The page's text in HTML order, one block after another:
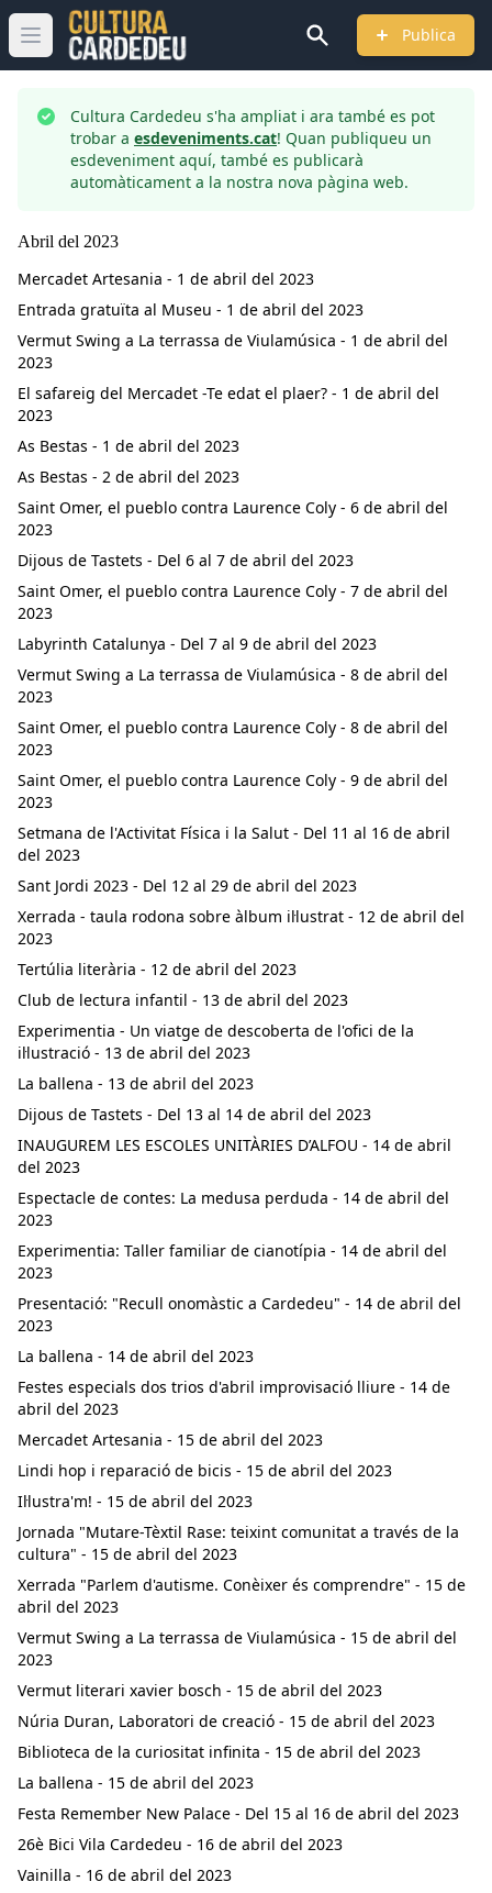
Obrir menú principal Publica
Cultura Cardedeu s'ha ampliat i ara també es pot
trobar a esdeveniments.cat! Quan publiqueu un
esdeveniment aquí, també es publicarà
automàticament a la nostra nova pàgina web.
Abril del 2023
Mercadet Artesania - 1 de abril del 2023
Entrada gratuïta al Museu - 1 de abril del 2023
Vermut Swing a La terrassa de Viulamúsica - 1 de abril del
2023
El safareig del Mercadet -Te edat el plaer? - 1 de abril del
2023
As Bestas - 1 de abril del 2023
As Bestas - 2 de abril del 2023
Saint Omer, el pueblo contra Laurence Coly - 6 de abril del
2023
Dijous de Tastets - Del 6 al 7 de abril del 2023
Saint Omer, el pueblo contra Laurence Coly - 7 de abril del
2023
Labyrinth Catalunya - Del 7 al 9 de abril del 2023
Vermut Swing a La terrassa de Viulamúsica - 8 de abril del
2023
Saint Omer, el pueblo contra Laurence Coly - 8 de abril del
2023
Saint Omer, el pueblo contra Laurence Coly - 9 de abril del
2023
Setmana de l'Activitat Física i la Salut - Del 11 al 16 de abril
del 2023
Sant Jordi 2023 - Del 12 al 29 de abril del 2023
Xerrada - taula rodona sobre àlbum il·lustrat - 12 de abril del
2023
Tertúlia literària - 12 de abril del 2023
Club de lectura infantil - 13 de abril del 2023
Experimentia - Un viatge de descoberta de l'ofici de la
il·lustració - 13 de abril del 2023
La ballena - 13 de abril del 2023
Dijous de Tastets - Del 13 al 14 de abril del 2023
INAUGUREM LES ESCOLES UNITÀRIES D’ALFOU - 14 de abril
del 2023
Espectacle de contes: La medusa perduda - 14 de abril del
2023
Experimentia: Taller familiar de cianotípia - 14 de abril del
2023
Presentació: "Recull onomàstic a Cardedeu" - 14 de abril del
2023
La ballena - 14 de abril del 2023
Festes especials dos trios d'abril improvisació lliure - 14 de
abril del 2023
Mercadet Artesania - 15 de abril del 2023
Lindi hop i reparació de bicis - 15 de abril del 2023
Il·lustra'm! - 15 de abril del 2023
Jornada "Mutare-Tèxtil Rase: teixint comunitat a través de la
cultura" - 15 de abril del 2023
Xerrada "Parlem d'autisme. Conèixer és comprendre" - 15 de
abril del 2023
Vermut Swing a La terrassa de Viulamúsica - 15 de abril del
2023
Vermut literari xavier bosch - 15 de abril del 2023
Núria Duran, Laboratori de creació - 15 de abril del 2023
Biblioteca de la curiositat infinita - 15 de abril del 2023
La ballena - 15 de abril del 2023
Festa Remember New Palace - Del 15 al 16 de abril del 2023
26è Bici Vila Cardedeu - 16 de abril del 2023
Vainilla - 16 de abril del 2023